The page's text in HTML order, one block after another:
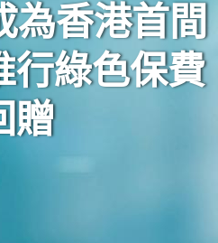
為香港首間
行綠色保費
贈